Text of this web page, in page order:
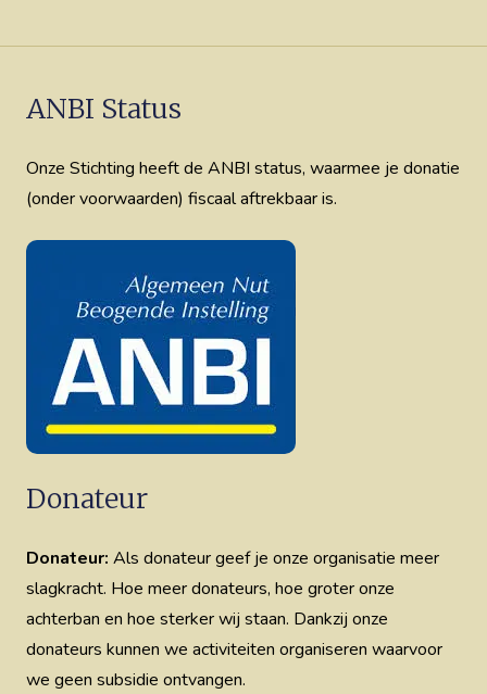
ANBI Status
Onze Stichting heeft de ANBI status, waarmee je donatie
(onder voorwaarden) fiscaal aftrekbaar is.
Donateur
Donateur: Als donateur geef je onze organisatie meer
slagkracht. Hoe meer donateurs, hoe groter onze
achterban en hoe sterker wij staan. Dankzij onze
donateurs kunnen we activiteiten organiseren waarvoor
we geen subsidie ontvangen.